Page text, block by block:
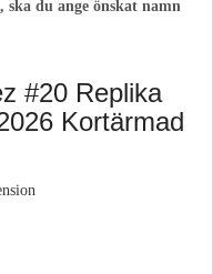
ska du ange önskat namn
#20 Replika
Kortärmad